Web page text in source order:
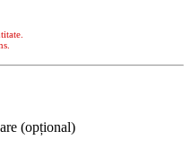
(opțional)